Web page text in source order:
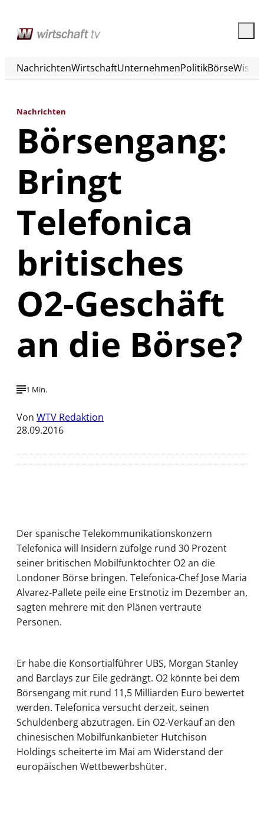
NachrichtenWirtschaftUnternehmenPolitikBörse
Nachrichten
Börsengang:
Bringt
Telefonica
britisches
O2-Geschäft
an die Börse?
1 Min.
Von WTV Redaktion
28.09.2016
Der spanische Telekommunikationskonzern
Telefonica will Insidern zufolge rund 30 Prozent
seiner britischen Mobilfunktochter O2 an die
Londoner Börse bringen. Telefonica-Chef Jose Maria
Alvarez-Pallete peile eine Erstnotiz im Dezember an,
sagten mehrere mit den Plänen vertraute
Personen.
Er habe die Konsortialführer UBS, Morgan Stanley
and Barclays zur Eile gedrängt. O2 könnte bei dem
Börsengang mit rund 11,5 Milliarden Euro bewertet
werden. Telefonica versucht derzeit, seinen
Schuldenberg abzutragen. Ein O2-Verkauf an den
chinesischen Mobilfunkanbieter Hutchison
Holdings scheiterte im Mai am Widerstand der
europäischen Wettbewerbshüter.